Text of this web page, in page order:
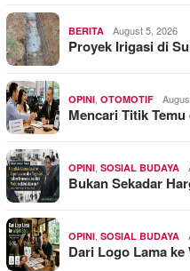
BERITA August 5, 2026
Proyek Irigasi di
OPINI OTOMOTIF
Mencari Titik
OPINI SOSIAL BUDAYA
Bukan Sekadar
OPINI SOSIAL BUDAYA
Dari Logo Lama